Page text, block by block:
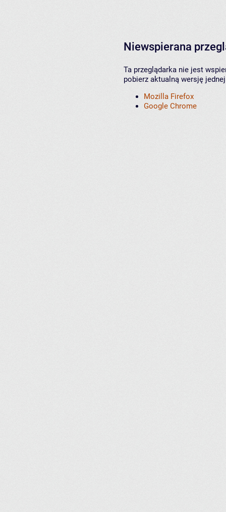
Niewspierana
Ta przeglądarka nie jest
pobierz aktualną wersję
Mozilla Firefox
Google Chrome